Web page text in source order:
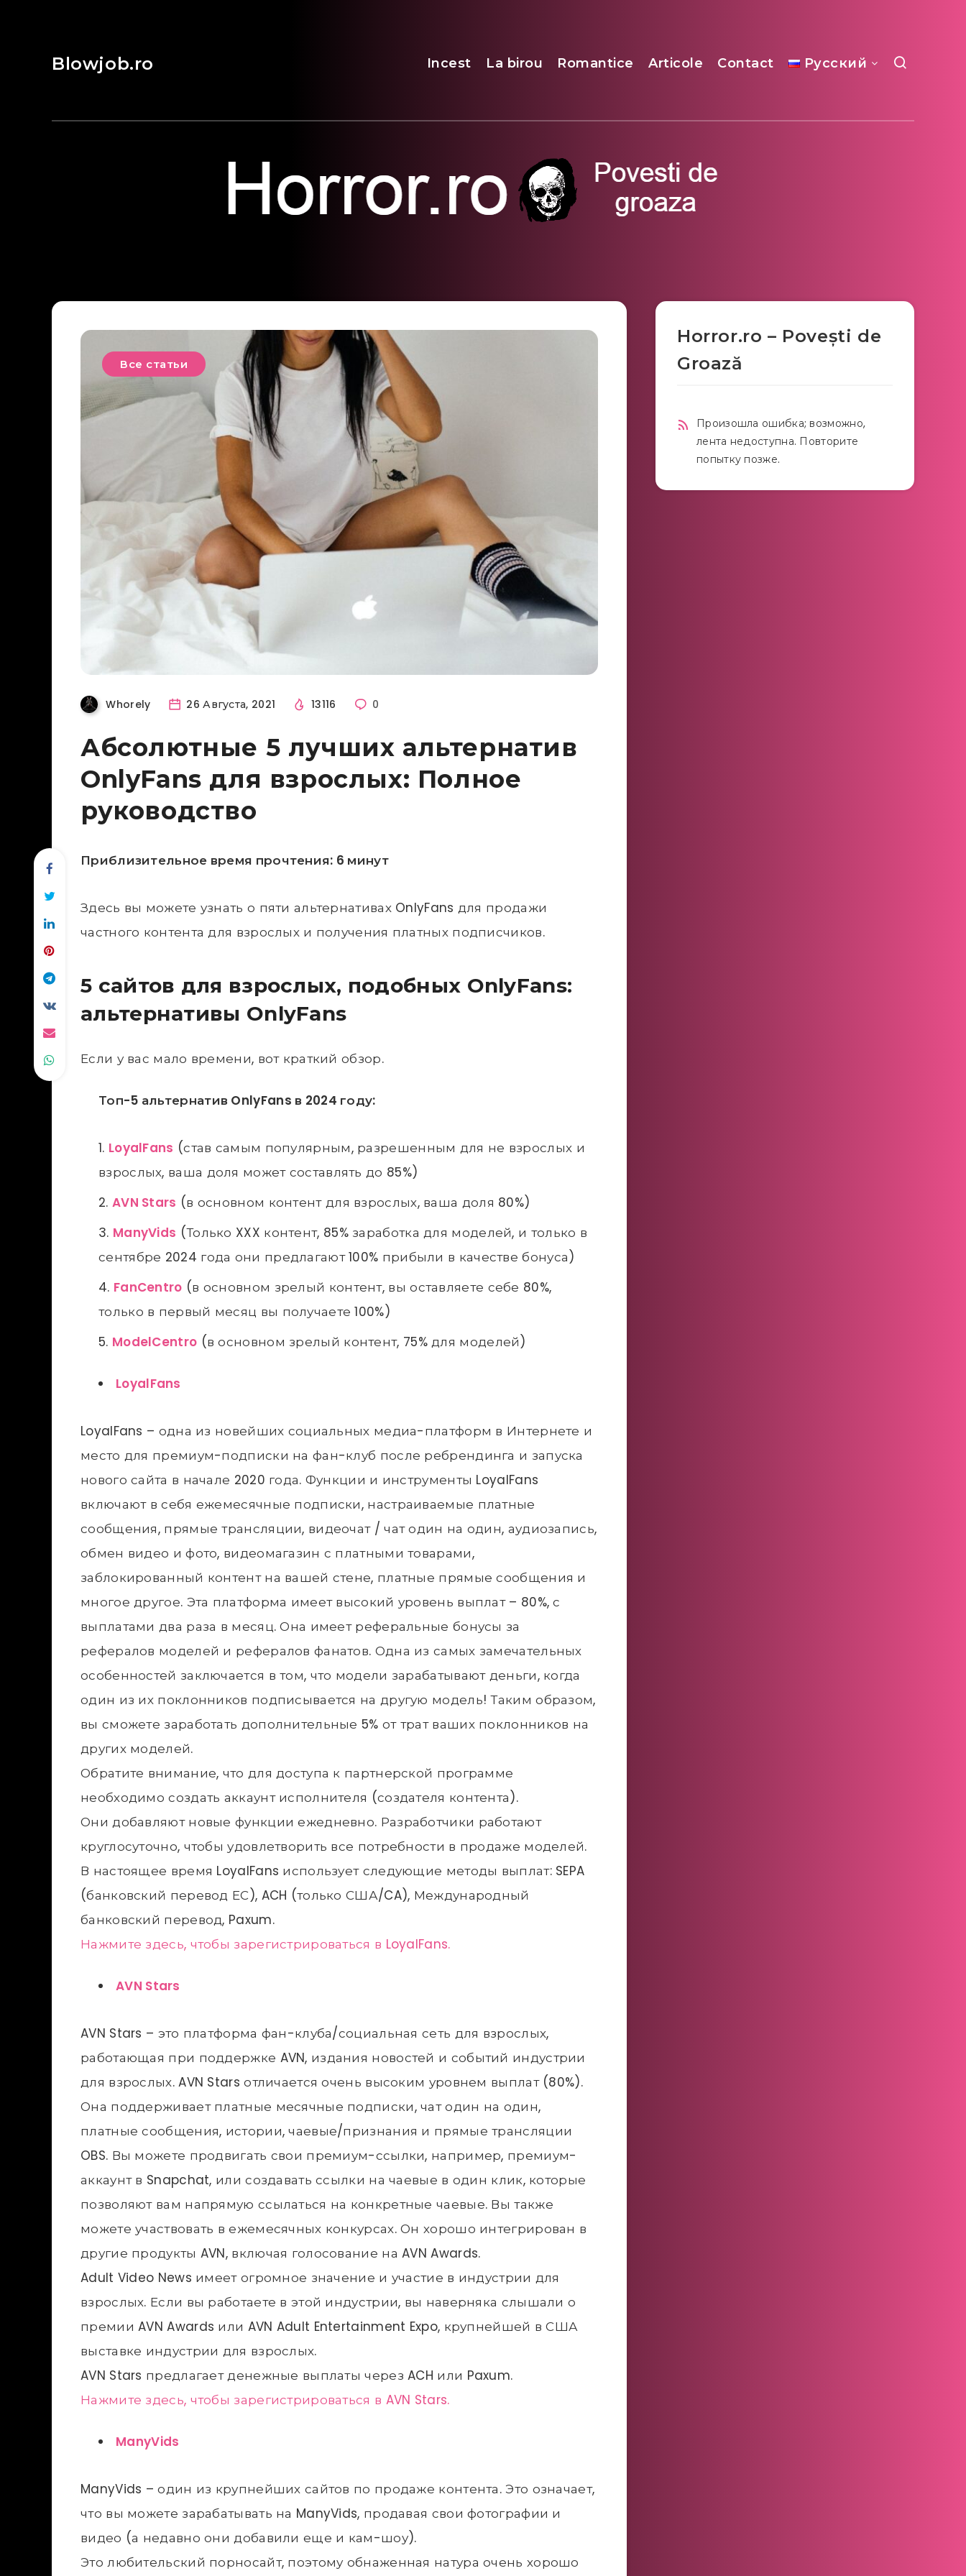
Blowjob.ro Incest La birou Romantice Articole Contact Русский
Все статьи
Whorely 26 Августа, 2021 13116 0
Абсолютные 5 лучших альтернатив
OnlyFans для взрослых: Полное
руководство
Приблизительное время прочтения: 6 минут
Здесь вы можете узнать о пяти альтернативах OnlyFans для продажи
частного контента для взрослых и получения платных подписчиков.
5 сайтов для взрослых, подобных OnlyFans:
альтернативы OnlyFans
Если у вас мало времени, вот краткий обзор.
Топ-5 альтернатив OnlyFans в 2024 году:
LoyalFans (став самым популярным, разрешенным для не взрослых и
взрослых, ваша доля может составлять до 85%)
AVN Stars (в основном контент для взрослых, ваша доля 80%)
ManyVids (Только XXX контент, 85% заработка для моделей, и только в
сентябре 2024 года они предлагают 100% прибыли в качестве бонуса)
FanCentro (в основном зрелый контент, вы оставляете себе 80%,
только в первый месяц вы получаете 100%)
ModelCentro (в основном зрелый контент, 75% для моделей)
LoyalFans
LoyalFans – одна из новейших социальных медиа-платформ в Интернете и
место для премиум-подписки на фан-клуб после ребрендинга и запуска
нового сайта в начале 2020 года. Функции и инструменты LoyalFans
включают в себя ежемесячные подписки, настраиваемые платные
сообщения, прямые трансляции, видеочат / чат один на один, аудиозапись,
обмен видео и фото, видеомагазин с платными товарами,
заблокированный контент на вашей стене, платные прямые сообщения и
многое другое. Эта платформа имеет высокий уровень выплат – 80%, с
выплатами два раза в месяц. Она имеет реферальные бонусы за
рефералов моделей и рефералов фанатов. Одна из самых замечательных
особенностей заключается в том, что модели зарабатывают деньги, когда
один из их поклонников подписывается на другую модель! Таким образом,
вы сможете заработать дополнительные 5% от трат ваших поклонников на
других моделей.
Обратите внимание, что для доступа к партнерской программе
необходимо создать аккаунт исполнителя (создателя контента).
Они добавляют новые функции ежедневно. Разработчики работают
круглосуточно, чтобы удовлетворить все потребности в продаже моделей.
В настоящее время LoyalFans использует следующие методы выплат: SEPA
(банковский перевод ЕС), ACH (только США/CA), Международный
банковский перевод, Paxum.
Нажмите здесь, чтобы зарегистрироваться в LoyalFans.
AVN Stars
AVN Stars – это платформа фан-клуба/социальная сеть для взрослых,
работающая при поддержке AVN, издания новостей и событий индустрии
для взрослых. AVN Stars отличается очень высоким уровнем выплат (80%).
Она поддерживает платные месячные подписки, чат один на один,
платные сообщения, истории, чаевые/признания и прямые трансляции
OBS. Вы можете продвигать свои премиум-ссылки, например, премиум-
аккаунт в Snapchat, или создавать ссылки на чаевые в один клик, которые
позволяют вам напрямую ссылаться на конкретные чаевые. Вы также
можете участвовать в ежемесячных конкурсах. Он хорошо интегрирован в
другие продукты AVN, включая голосование на AVN Awards.
Adult Video News имеет огромное значение и участие в индустрии для
взрослых. Если вы работаете в этой индустрии, вы наверняка слышали о
премии AVN Awards или AVN Adult Entertainment Expo, крупнейшей в США
выставке индустрии для взрослых.
AVN Stars предлагает денежные выплаты через ACH или Paxum.
Нажмите здесь, чтобы зарегистрироваться в AVN Stars.
ManyVids
ManyVids – один из крупнейших сайтов по продаже контента. Это означает,
что вы можете зарабатывать на ManyVids, продавая свои фотографии и
видео (а недавно они добавили еще и кам-шоу).
Это любительский порносайт, поэтому обнаженная натура очень хорошо
Horror.ro – Povești de
Groază
Произошла ошибка; возможно,
лента недоступна. Повторите
попытку позже.